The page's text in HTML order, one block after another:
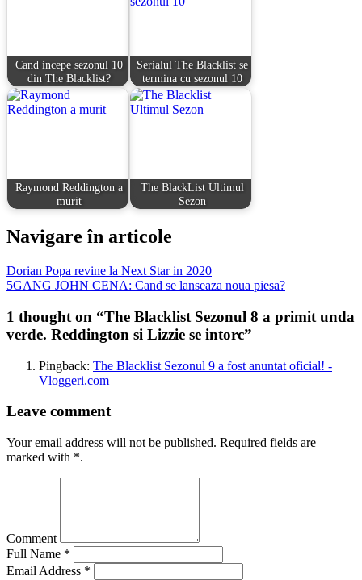
Cand incepe sezonul 10
din The Blacklist?
Serialul The Blacklist se
termina cu sezonul 10
Raymond Reddington a
murit
The BlackList Ultimul
Sezon
Navigare în articole
Dorian Popa revine la Next Star in 2020
5GANG JOHN CENA: Cand se lanseaza noua piesa?
1 thought on “The Blacklist Sezonul 8 a primit unda
verde. Reddington si Lizzie se intorc”
Pingback: The Blacklist Sezonul 9 a fost anuntat oficial! -
Vloggeri.com
Leave comment
Your email address will not be published. Required fields are
marked with *.
Comment
Full Name *
Email Address *